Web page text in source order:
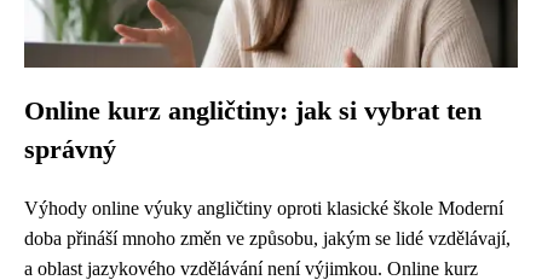
Online kurz angličtiny: jak si vybrat ten
správný
Výhody online výuky angličtiny oproti klasické škole Moderní
doba přináší mnoho změn ve způsobu, jakým se lidé vzdělávají,
a oblast jazykového vzdělávání není výjimkou. Online kurz